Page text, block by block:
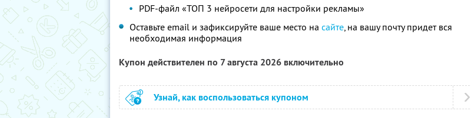
PDF-файл «ТОП 3 нейросети для настройки рекламы»
Оставьте email и зафиксируйте ваше место на сайте, на вашу почту придет вся
необходимая информация
Купон действителен по 7 августа 2026 включительно
Узнай, как воспользоваться купоном